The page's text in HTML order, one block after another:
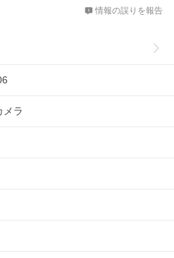
情報の誤りを報告
メラ